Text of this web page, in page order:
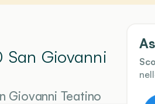
San Giovanni
Giovanni Teatino